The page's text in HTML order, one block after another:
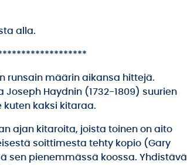
alla.
runsain määrin aikansa hittejä.
Haydnin (1732-1809) suurien
kuten kaksi kitaraa.
ajan kitaroita, joista toinen on aito
soittimesta tehty kopio (Gary
sen pienemmässä koossa. Yhdistävä